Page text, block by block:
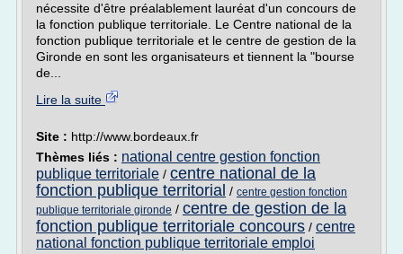
nécessite d'être préalablement lauréat d'un concours de
la fonction publique territoriale. Le Centre national de la
fonction publique territoriale et le centre de gestion de la
Gironde en sont les organisateurs et tiennent la "bourse
de...
Lire la suite
Site : http://www.bordeaux.fr
Thèmes liés : national centre gestion fonction
publique territoriale / centre national de la
fonction publique territorial / centre gestion fonction
publique territoriale gironde / centre de gestion de la
fonction publique territoriale concours / centre
national fonction publique territoriale emploi